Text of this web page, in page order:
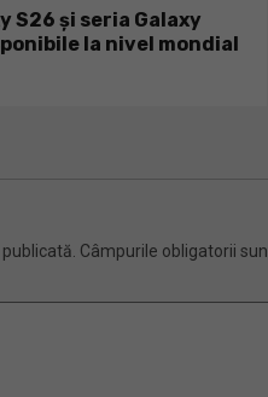
S26 și seria Galaxy
la nivel mondial
Câmpurile obligatorii